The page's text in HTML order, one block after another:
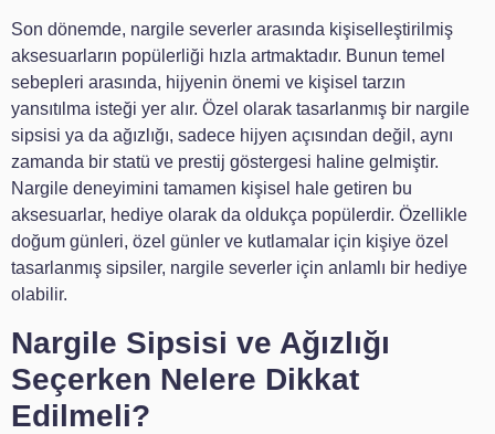
Son dönemde, nargile severler arasında kişiselleştirilmiş
aksesuarların popülerliği hızla artmaktadır. Bunun temel
sebepleri arasında, hijyenin önemi ve kişisel tarzın
yansıtılma isteği yer alır. Özel olarak tasarlanmış bir nargile
sipsisi ya da ağızlığı, sadece hijyen açısından değil, aynı
zamanda bir statü ve prestij göstergesi haline gelmiştir.
Nargile deneyimini tamamen kişisel hale getiren bu
aksesuarlar, hediye olarak da oldukça popülerdir. Özellikle
doğum günleri, özel günler ve kutlamalar için kişiye özel
tasarlanmış sipsiler, nargile severler için anlamlı bir hediye
olabilir.
Nargile Sipsisi ve Ağızlığı
Seçerken Nelere Dikkat
Edilmeli?